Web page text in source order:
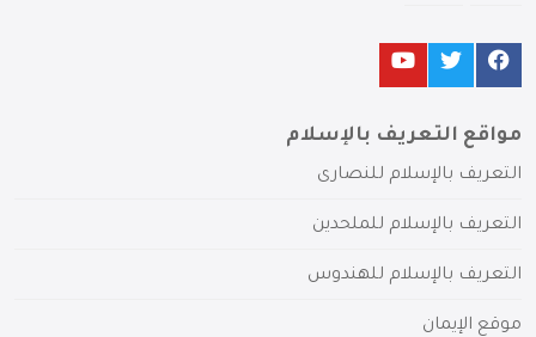
مواقع التعريف بالإسلام
التعريف بالإسلام للنصارى
التعريف بالإسلام للملحدين
التعريف بالإسلام للهندوس
موقع الإيمان